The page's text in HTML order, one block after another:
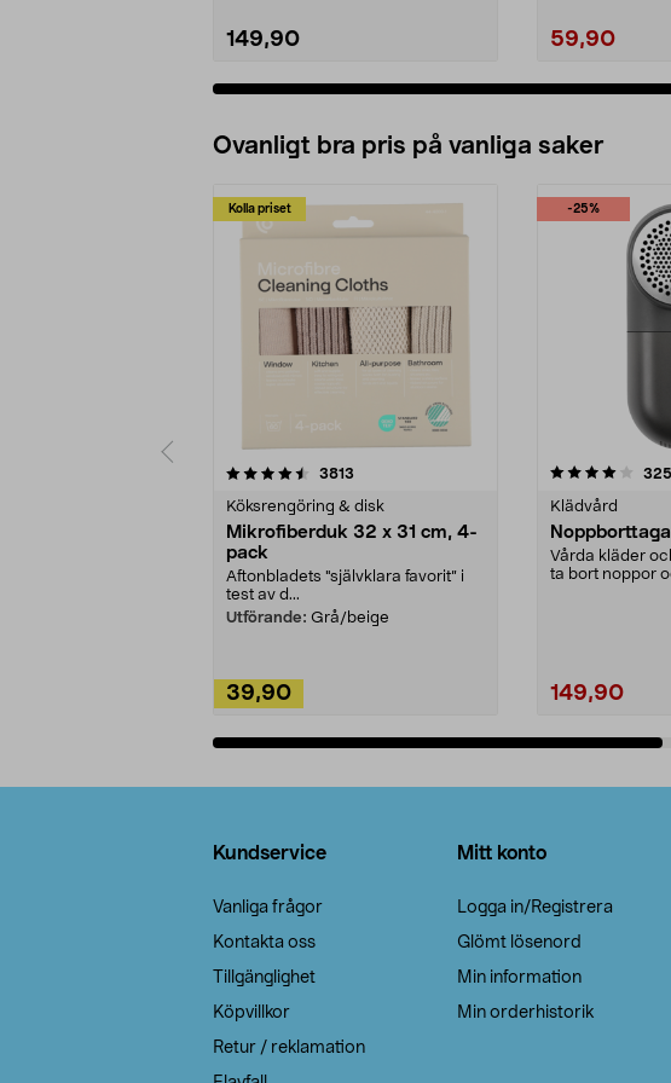
149,90 59,90
Ovanligt bra pris på vanliga saker
Kolla priset
3813
Köksrengöring & disk
Mikrofiberduk 32 x 31 cm, 4-
pack
Aftonbladets "självklara favorit” i
test av d...
Utförande: Grå/beige
39,90
-25%
4.0av 5 stjärnor
Klädvård
Vårda kläder
ta bort noppor
149,90
4.5av
Kundservice
Vanliga frågor
Kontakta oss
Tillgänglighet
Köpvillkor
Retur / reklamation
Mitt konto
Logga in/Registrera
Glömt lösenord
Min information
Min orderhistorik